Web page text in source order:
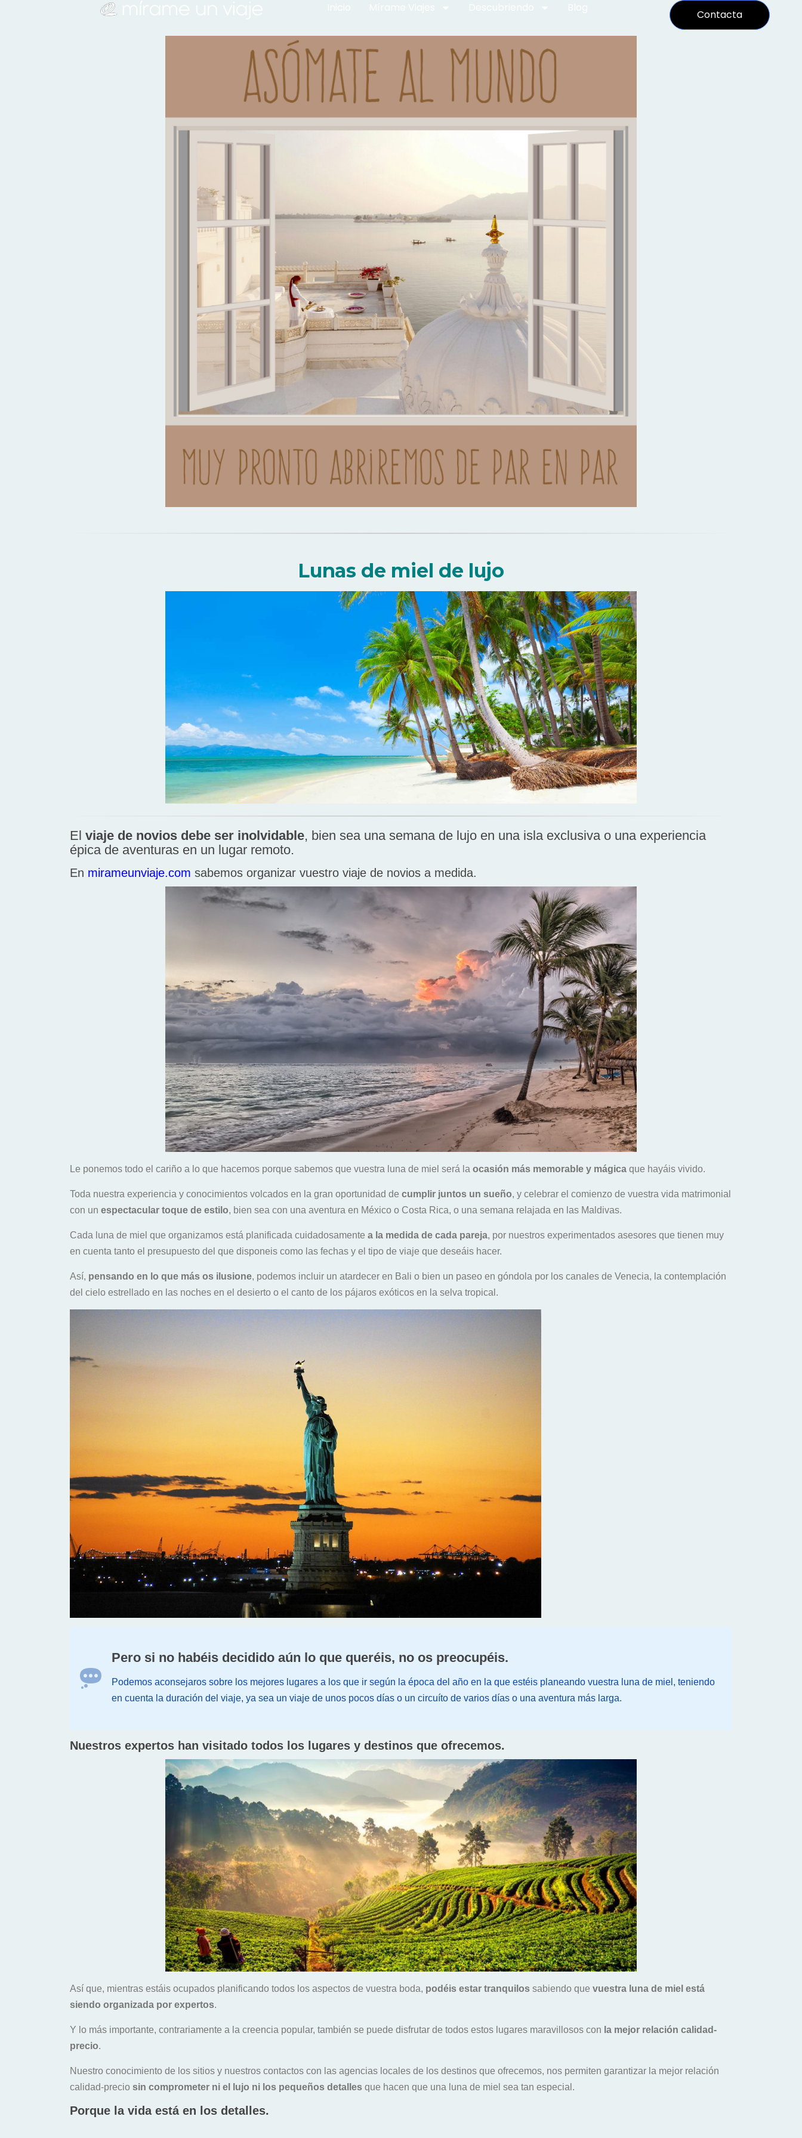
Contacta
Lunas de miel de lujo
El viaje de novios debe ser inolvidable, bien sea una semana de lujo en una isla exclusiva o una experiencia
épica de aventuras en un lugar remoto.
En mirameunviaje.com sabemos organizar vuestro viaje de novios a medida.
Le ponemos todo el cariño a lo que hacemos porque sabemos que vuestra luna de miel será la ocasión más memorable y mágica que hayáis vivido.
Toda nuestra experiencia y conocimientos volcados en la gran oportunidad de cumplir juntos un sueño, y celebrar el comienzo de vuestra vida matrimonial
con un espectacular toque de estilo, bien sea con una aventura en México o Costa Rica, o una semana relajada en las Maldivas.
Cada luna de miel que organizamos está planificada cuidadosamente a la medida de cada pareja, por nuestros experimentados asesores que tienen muy
en cuenta tanto el presupuesto del que disponeis como las fechas y el tipo de viaje que deseáis hacer.
Así, pensando en lo que más os ilusione, podemos incluir un atardecer en Bali o bien un paseo en góndola por los canales de Venecia, la contemplación
del cielo estrellado en las noches en el desierto o el canto de los pájaros exóticos en la selva tropical.
Pero si no habéis decidido aún lo que queréis, no os preocupéis.
Podemos aconsejaros sobre los mejores lugares a los que ir según la época del año en la que estéis planeando vuestra luna de miel, teniendo
en cuenta la duración del viaje, ya sea un viaje de unos pocos días o un circuíto de varios días o una aventura más larga.
Nuestros expertos han visitado todos los lugares y destinos que ofrecemos.
Así que, mientras estáis ocupados planificando todos los aspectos de vuestra boda, podéis estar tranquilos sabiendo que vuestra luna de miel está
siendo organizada por expertos.
Y lo más importante, contrariamente a la creencia popular, también se puede disfrutar de todos estos lugares maravillosos con la mejor relación calidad-
precio.
Nuestro conocimiento de los sitios y nuestros contactos con las agencias locales de los destinos que ofrecemos, nos permiten garantizar la mejor relación
calidad-precio sin comprometer ni el lujo ni los pequeños detalles que hacen que una luna de miel sea tan especial.
Porque la vida está en los detalles.